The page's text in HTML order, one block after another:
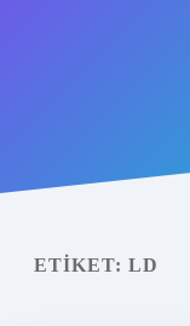
Yasal Uyarı
ETIKET: LD